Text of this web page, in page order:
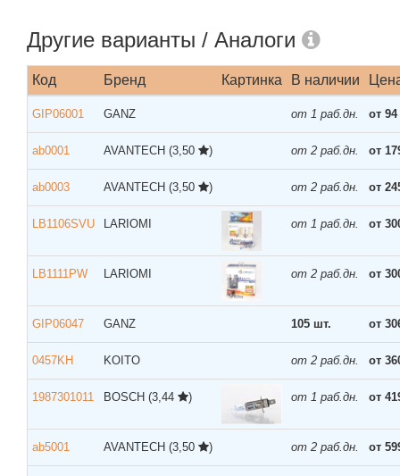
Другие варианты / Аналоги
Код Бренд Картинка В наличии
GIP06001 GANZ от 1 раб.дн. от
ab0001 AVANTECH (3,50 ) от 2 раб.дн. от
ab0003 AVANTECH (3,50 ) от 2 раб.дн. от
LB1106SVU LARIOMI от 1 раб.дн. от
LB1111PW LARIOMI от 2 раб.дн. от
GIP06047 GANZ 105 шт. от
0457KH KOITO от 2 раб.дн. от
1987301011 BOSCH (3,44 ) от 1 раб.дн. от
ab5001 AVANTECH (3,50 ) от 2 раб.дн. от